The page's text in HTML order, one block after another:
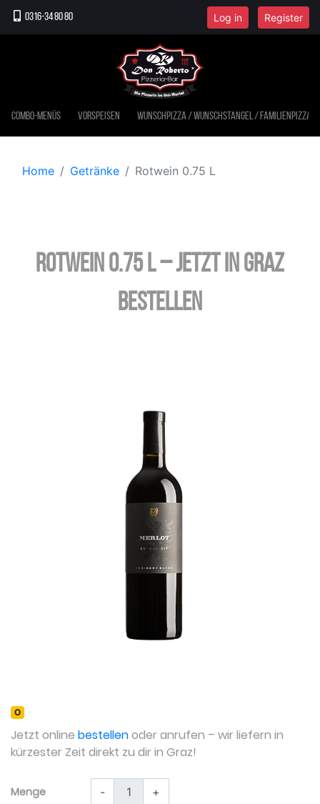
0316-34 80 80 Log in Register
Combo-Menüs Vorspeisen Wunschpizza / Wunschstangel / Familienpizza
Home Getränke Rotwein 0.75 L
Rotwein 0.75 L – jetzt in Graz
bestellen
O
Jetzt online bestellenoder anrufen – wir liefern in
kürzester Zeit direkt zu dir in Graz!
Menge - +